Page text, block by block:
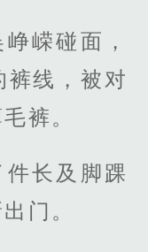
嵘碰面，
裤线，被对
裤。
长及脚踝
门。